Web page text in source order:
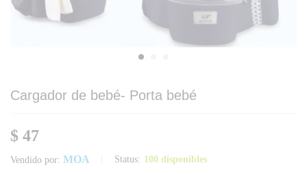
Cargador de bebé- Porta bebé
$ 47
Vendido por: MOA Status: 100 disponibles